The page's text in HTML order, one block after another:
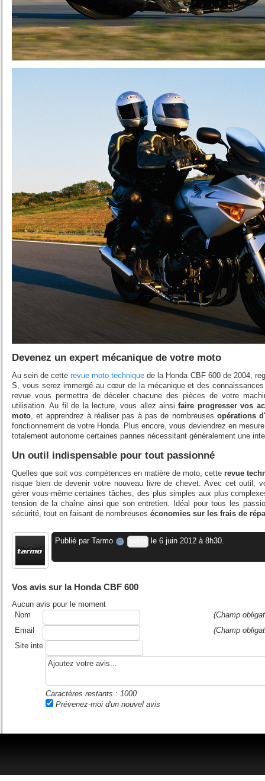
Devenez un expert mécanique de votre moto
Au sein de cetterevue moto technique de la Honda CBF 600 de 2004,
S, vous serez immergé au cœur de la mécanique et des
revue vous permettra de déceler chacune des pièces de votre
utilisation. Au fil de la lecture, vous allez ainsifaire progresser vos
moto, et apprendrez à réaliser pas à pas de nombreuses opérations
fonctionnement de votre Honda. Plus encore, vous deviendrez en
totalement autonome certaines pannes nécessitant généralement une
Un outil indispensable pour tout passionné
Quelles que soit vos compétences en matière de moto, cetterevue
risque bien de devenir votre nouveau livre de chevet. Avec cet outil,
gérer vous-même certaines tâches, des plus simples aux plus
tension de la chaîne ainsi que son entretien. Idéal pour tous les
sécurité, tout en faisant de nombreuses économies sur les frais de
Publié par Tarmo le 6 juin 2012 à 8h30.
Vos avis sur la Honda CBF 600
Aucun avis pour le moment
Nom
(Champ
Email
(Champ
Site internet ou blog
Caractères restants : 1000
Prévenez-moi d'un nouvel avis